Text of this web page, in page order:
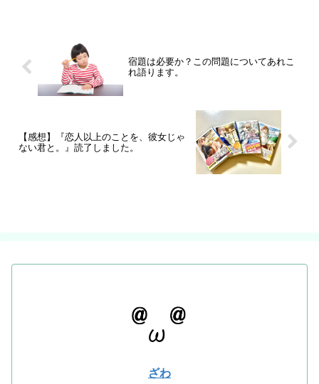
宿題は必要か？この問題についてあれこ
れ語ります。
【感想】『恋人以上のことを、彼女じゃ
ない君と。』読了しました。
ざわ